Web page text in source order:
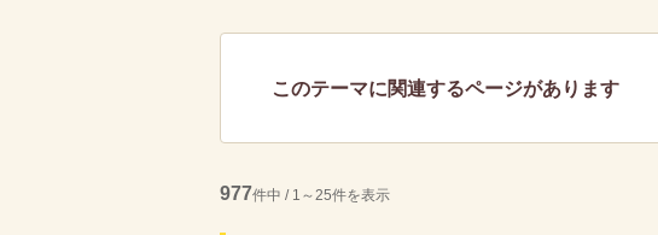
このテーマに関連するページがあります
977件中 / 1～25件を表示